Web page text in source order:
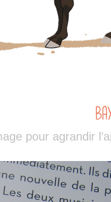
pour agrandir